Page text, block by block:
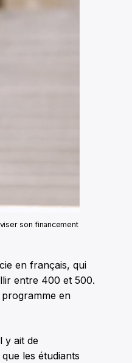
son financement
en français, qui
entre 400 et 500.
en
y ait de
les étudiants